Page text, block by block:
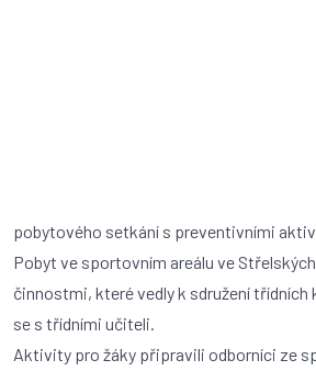
pobytového setkání s preventivními
Pobyt ve sportovním areálu ve
činnostmi, které vedly k sdružení
se s třídními učiteli.
Aktivity pro žáky připravili odborníci ze